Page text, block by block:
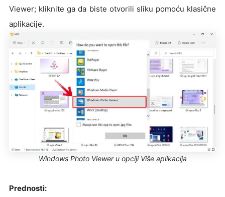
Viewer; kliknite ga da biste otvorili sliku pomoću klasične
aplikacije.
Windows Photo Viewer u opciji Više aplikacija
Prednosti: